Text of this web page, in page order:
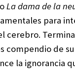
La dama de la
para
cerebro.
compendio de
la ignorancia